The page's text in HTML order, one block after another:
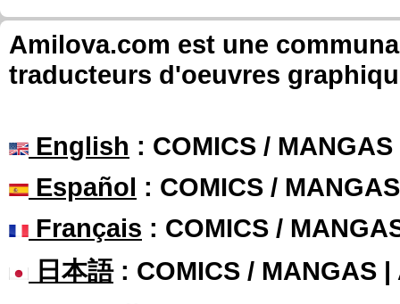
Amilova.com est une
traducteurs d'oeuvres
English : COMICS /
Español : COMICS /
Français : COMICS /
日本語: COMICS / MANGAS |